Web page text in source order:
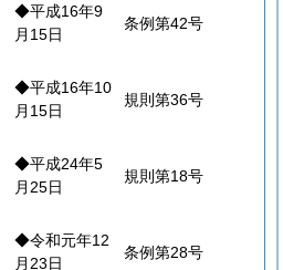
◆平成16年9
月15日
条例第42号
◆平成16年10
月15日
規則第36号
◆平成24年5
月25日
規則第18号
◆令和元年12
月23日
条例第28号